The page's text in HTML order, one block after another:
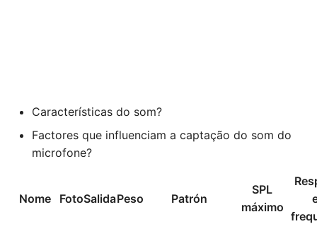
Características do som?
Factores que influenciam a captação do som do
microfone?
Nome FotoSalidaPeso Patrón
SPL
máximo